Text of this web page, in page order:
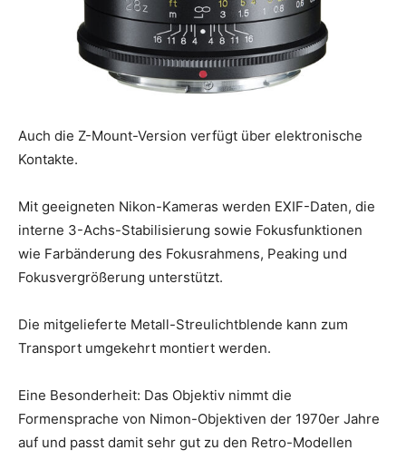
Auch die Z-Mount-Version verfügt über elektronische
Kontakte.
Mit geeigneten Nikon-Kameras werden EXIF-Daten, die
interne 3-Achs-Stabilisierung sowie Fokusfunktionen
wie Farbänderung des Fokusrahmens, Peaking und
Fokusvergrößerung unterstützt.
Die mitgelieferte Metall-Streulichtblende kann zum
Transport umgekehrt montiert werden.
Eine Besonderheit: Das Objektiv nimmt die
Formensprache von Nimon-Objektiven der 1970er Jahre
auf und passt damit sehr gut zu den Retro-Modellen